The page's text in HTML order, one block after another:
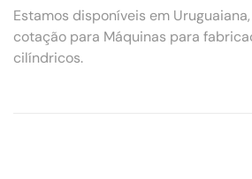
Estamos disponíveis em
cotação para Máquinas para
cilíndricos.